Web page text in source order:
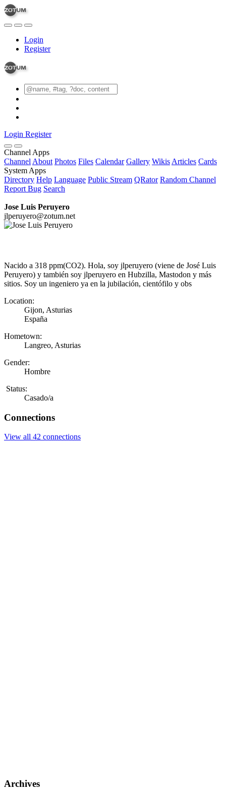
Login
Register
Login Register
Channel Apps
Channel About Photos Files Calendar Gallery Wikis Articles Cards
System Apps
Directory Help Language Public Stream QRator Random Channel
Report Bug Search
Jose Luis Peruyero
jlperuyero@zotum.net
Nacido a 318 ppm(CO2). Hola, soy jlperuyero (viene de José Luis
Peruyero) y también soy jlperuyero en Hubzilla, Mastodon y más
sitios. Soy un ingeniero ya en la jubilación, cientófilo y obs
Location:
Gijon, Asturias
España
Hometown:
Langreo, Asturias
Gender:
Hombre
Status:
Casado/a
Connections
View all 42 connections
Archives